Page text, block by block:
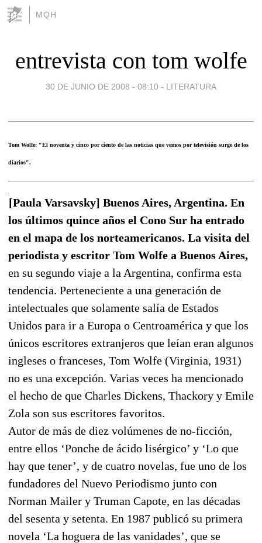
MQH
entrevista con tom wolfe
30 DE JUNIO DE 2008 - 08:10 - LITERATURA
Tom Wolfe: "El noventa y cinco por ciento de las noticias que vemos por televisión surge de los
diarios".
[Paula Varsavsky] Buenos Aires, Argentina. En
los últimos quince años el Cono Sur ha entrado
en el mapa de los norteamericanos. La visita del
periodista y escritor Tom Wolfe a Buenos Aires,
en su segundo viaje a la Argentina, confirma esta
tendencia. Perteneciente a una generación de
intelectuales que solamente salía de Estados
Unidos para ir a Europa o Centroamérica y que los
únicos escritores extranjeros que leían eran algunos
ingleses o franceses, Tom Wolfe (Virginia, 1931)
no es una excepción. Varias veces ha mencionado
el hecho de que Charles Dickens, Thackory y Emile
Zola son sus escritores favoritos.
Autor de más de diez volúmenes de no-ficción,
entre ellos ‘Ponche de ácido lisérgico’ y ‘Lo que
hay que tener’, y de cuatro novelas, fue uno de los
fundadores del Nuevo Periodismo junto con
Norman Mailer y Truman Capote, en las décadas
del sesenta y setenta. En 1987 publicó su primera
novela ‘La hoguera de las vanidades’, que se